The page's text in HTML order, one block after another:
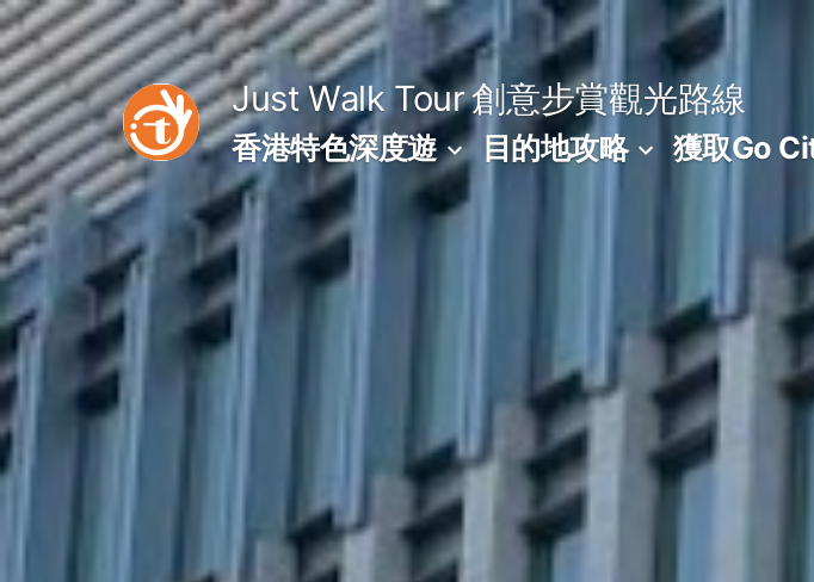
Skip
to
content
Just Walk Tour創意步賞觀光路線
香港特色深度遊 目的地攻略 獲取Go